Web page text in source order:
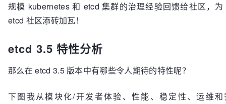
规模 kubernetes 和 etcd 集群的治理经验回馈给社区，为
etcd 社区添砖加瓦！
etcd 3.5 特性分析
那么在 etcd 3.5 版本中有哪些令人期待的特性呢？
下图我从模块化/开发者体验、性能、稳定性、运维